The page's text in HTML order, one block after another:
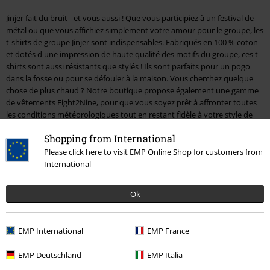
Shopping from International
Please click here to visit EMP Online Shop for customers from
International
Ok
EMP International EMP France
EMP Deutschland EMP Italia
Jinjer fait du bruit - et vous aussi ! Que vous participiez à un festival de
métal ou que vous affichiez simplement votre amour pour le groupe, les
t-shirts de groupe Jinjer sont indispensables. Fabriqués en 100 % coton
et dotés d'une impression de haute qualité des motifs du groupe, ces t-
shirts sont aussi résistants que stylés ! Ils sont parfaits pour un pogo
dans la fosse ou pour se défouler à la maison. Vous cherchez quelque
chose de plus chaud ? Notre boutique propose également une gamme
de vêtements Eight2Nine, pour que vous soyez prêt à affronter toutes
les conditions météorologiques tout en restant fidèle à votre style de
Si vous ne pouvez pas attendre la prochaine tournée de Jinjer, plongez
dans leur discographie avec notre sélection d'albums de Jinjer. Des CD
époustouflantes, il y en a pour tous les fans. Laissez-vous emporter par
les sons électrisants de « Wallflowers » ou l'énergie brute de « King of
Everything » - notre prochaine obsession musicale n'est qu'à un clic de
scène s'allument et où la foule bat au rythme de la musique, vous
festivalier avec des produits officiels Jinjer et faites savoir au monde